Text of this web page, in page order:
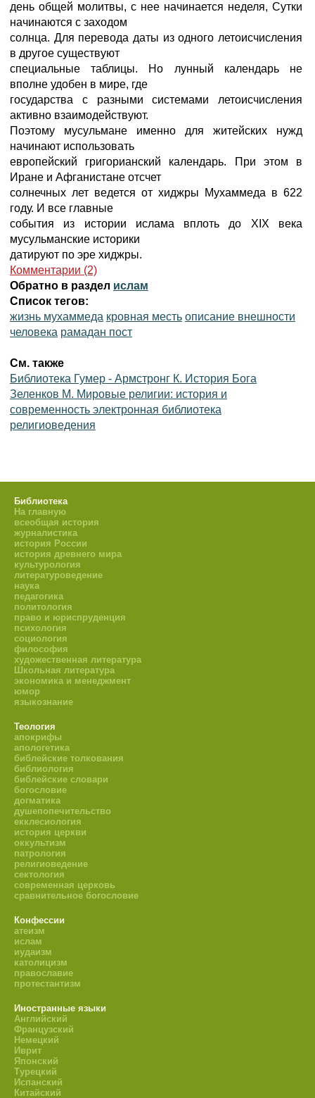
день общей молитвы, с нее начинается неделя, Сутки
начинаются с заходом
солнца. Для перевода даты из одного летоисчисления
в другое существуют
специальные таблицы. Но лунный календарь не
вполне удобен в мире, где
государства с разными системами летоисчисления
активно взаимодействуют.
Поэтому мусульмане именно для житейских нужд
начинают использовать
европейский григорианский календарь. При этом в
Иране и Афганистане отсчет
солнечных лет ведется от хиджры Мухаммеда в 622
году. И все главные
события из истории ислама вплоть до XIX века
мусульманские историки
датируют по эре хиджры.
Комментарии (2)
Обратно в раздел ислам
Список тегов:
жизнь мухаммеда кровная месть описание внешности
человека рамадан пост
См. также
Библиотека Гумер - Армстронг К. История Бога
Зеленков М. Мировые религии: история и
современность электронная библиотека
религиоведения
Библиотека
На главную
всеобщая история
журналистика
история России
история древнего мира
культурология
литературоведение
наука
педагогика
политология
право и юриспруденция
психология
социология
философия
художественная литература
Школьная литература
экономика и менеджмент
юмор
языкознание
Теология
апокрифы
апологетика
библейские толкования
библиология
библейские словари
богословие
догматика
душепопечительство
екклесиология
история церкви
оккультизм
патрология
религиоведение
сектология
современная церковь
сравнительное богословие
Конфессии
атеизм
ислам
иудаизм
католицизм
православие
протестантизм
Иностранные языки
Английский
Французский
Немецкий
Иврит
Японский
Турецкий
Испанский
Китайский